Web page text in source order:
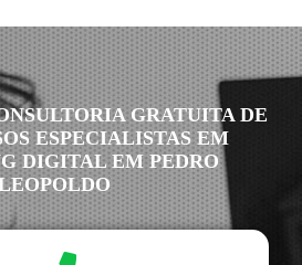
GRATUITA DE
ESPECIALISTAS EM
DIGITAL EM PEDRO